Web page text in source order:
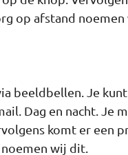
op afstand noemen
beeldbellen. Je
Dag en nacht. Je
komt er een
wij dit.